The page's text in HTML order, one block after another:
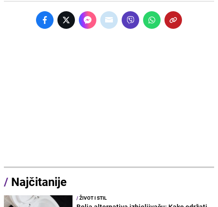
/ Najčitanije
/ŽIVOT I STIL